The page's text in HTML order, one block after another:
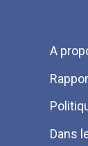
Pied
de
A
Dans